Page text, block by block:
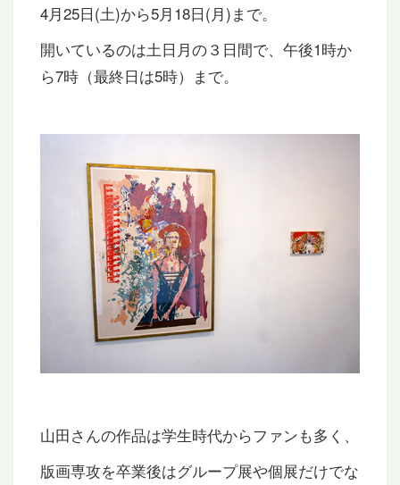
4月25日(土)から5月18日(月)まで。
開いているのは土日月の３日間で、午後1時か
ら7時（最終日は5時）まで。
山田さんの作品は学生時代からファンも多く、
版画専攻を卒業後はグループ展や個展だけでな